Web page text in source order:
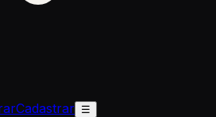
Cadastrar ☰